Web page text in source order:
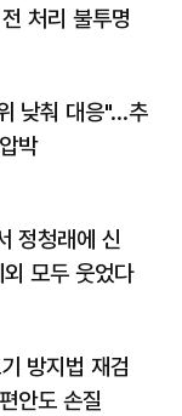
처리 불투명
낮춰 대응"…추
박
정청래에 신
모두 웃었다
방지법 재검
안도 손질